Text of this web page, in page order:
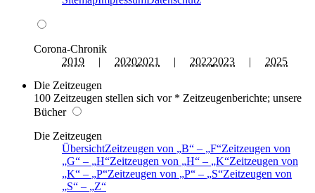
Corona-Chronik
2019 | 20202021 | 20222023 | 2025
Die Zeitzeugen
100 Zeitzeugen stellen sich vor * Zeitzeugenberichte; unsere
Bücher
Die Zeitzeugen
ÜbersichtZeitzeugen von B – F Zeitzeugen von
G
– H Zeitzeugen von H – K Zeitzeugen von
K
– P Zeitzeugen von P – S Zeitzeugen von
S
–
Z